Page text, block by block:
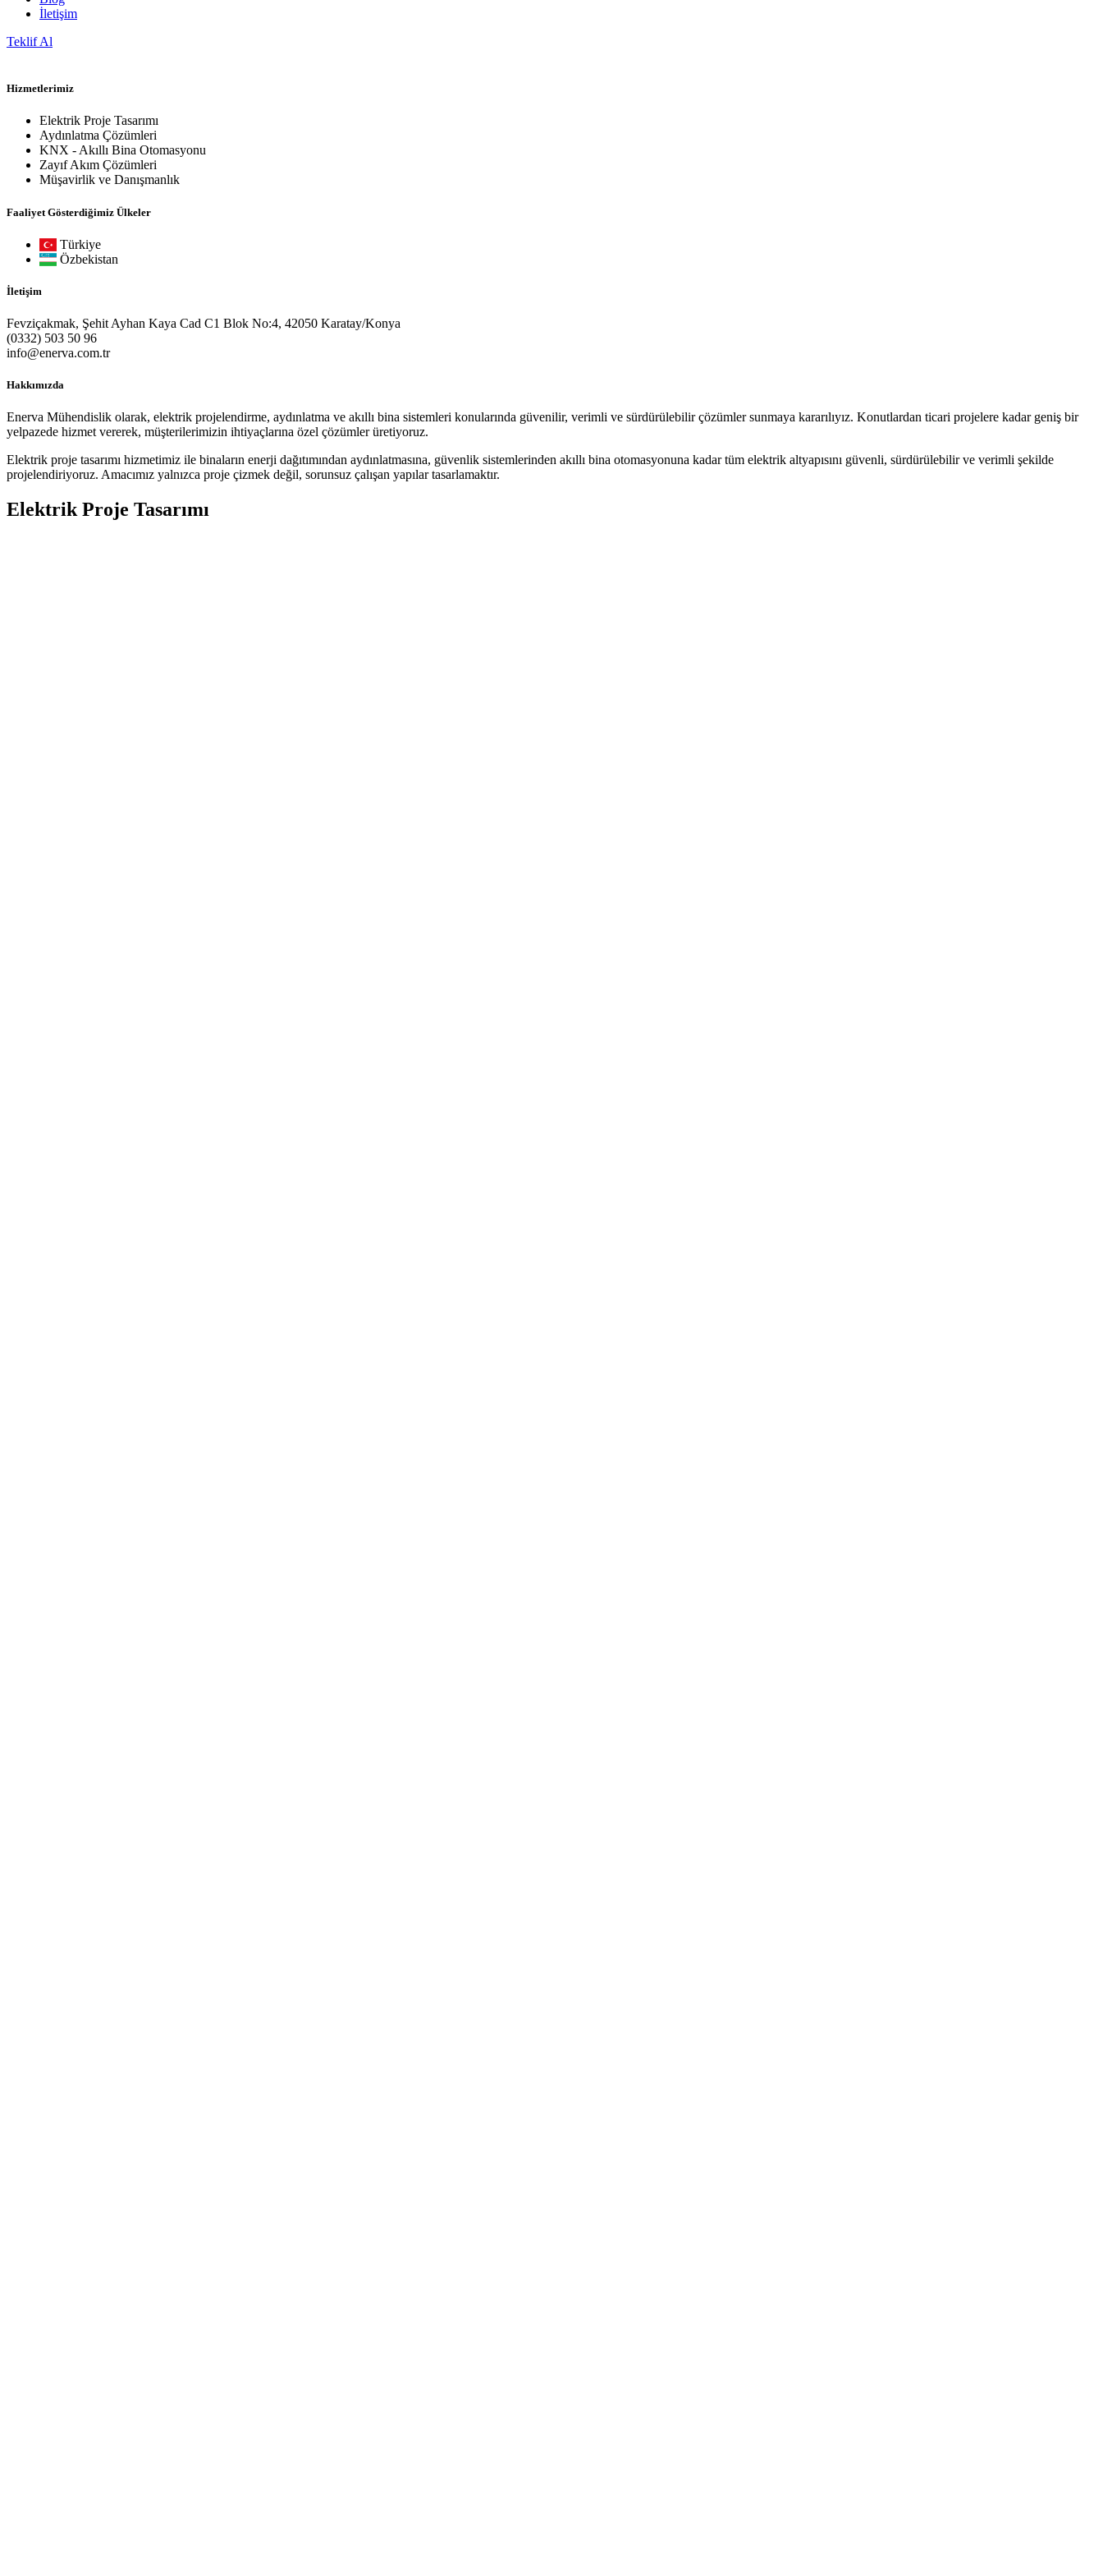
İletişim
Teklif Al
Hizmetlerimiz
Elektrik Proje Tasarımı
Aydınlatma Çözümleri
KNX - Akıllı Bina Otomasyonu
Zayıf Akım Çözümleri
Müşavirlik ve Danışmanlık
Faaliyet Gösterdiğimiz Ülkeler
Türkiye
Özbekistan
İletişim
Fevziçakmak, Şehit Ayhan Kaya Cad C1 Blok No:4, 42050 Karatay/Konya
(0332) 503 50 96
info@enerva.com.tr
Hakkımızda
Enerva Mühendislik olarak, elektrik projelendirme, aydınlatma ve akıllı bina sistemleri konularında güvenilir, verimli ve sürdürülebilir çözümler sunmaya kararılıyız. Konutlardan ticari projelere kadar geniş bir
yelpazede hizmet vererek, müşterilerimizin ihtiyaçlarına özel çözümler üretiyoruz.
Elektrik proje tasarımı hizmetimiz ile binaların enerji dağıtımından aydınlatmasına, güvenlik sistemlerinden akıllı bina otomasyonuna kadar tüm elektrik altyapısını güvenli, sürdürülebilir ve verimli şekilde
projelendiriyoruz. Amacımız yalnızca proje çizmek değil, sorunsuz çalışan yapılar tasarlamaktır.
Elektrik Proje Tasarımı